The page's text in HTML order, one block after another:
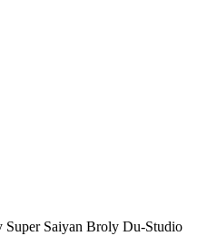
Saiyan Broly Du-Studio